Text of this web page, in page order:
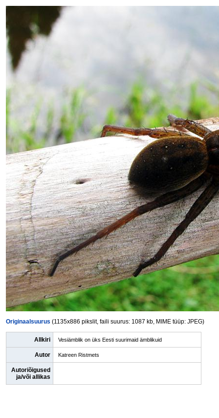
Originaalsuurus (1135x886 pikslit, faili suurus: 1087 kb, MIME tüüp: JPEG)
Allkiri Vesiämblik on üks Eesti suurimaid ämblikuid
Autor Katreen Ristmets
Autoriõigused
ja/või allikas